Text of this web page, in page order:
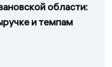
области:
и темпам